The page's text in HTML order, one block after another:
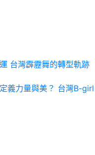
台灣霹靂舞的轉型軌跡
義力量與美？ 台灣B-girl